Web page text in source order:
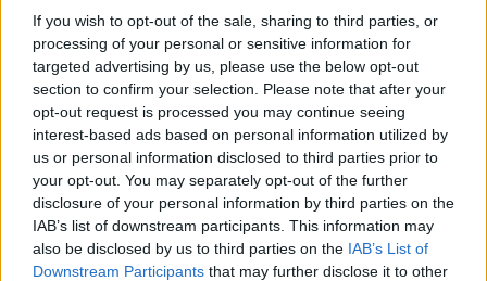
If you wish to opt-out of the sale, sharing to third parties, or
processing of your personal or sensitive information for
targeted advertising by us, please use the below opt-out
section to confirm your selection. Please note that after your
opt-out request is processed you may continue seeing
interest-based ads based on personal information utilized by
us or personal information disclosed to third parties prior to
your opt-out. You may separately opt-out of the further
disclosure of your personal information by third parties on the
IAB’s list of downstream participants. This information may
also be disclosed by us to third parties on the IAB’s List of
Downstream Participants that may further disclose it to other
Το πείραμα του Πρίνου: Θα μπορούσε να
γίνει η μεγαλύτερη αποθήκη διοξειδίου
του άνθρακα στην Ευρώπη
Όπως αποκάλυψε ο
Δρ. Νικόλαος Κούκουζας στο ethnos.gr ο
Πρίνος θα μπορούσε υπό προϋποθέσεις να
γίνει η μεγαλύτερη φυσική αποθήκη στην
Ευρώπη με πολλαπλά οφέλη.